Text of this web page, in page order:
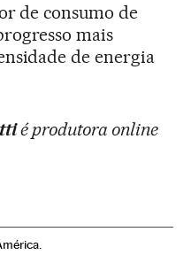
de consumo de
mais
de energia
é produtora online